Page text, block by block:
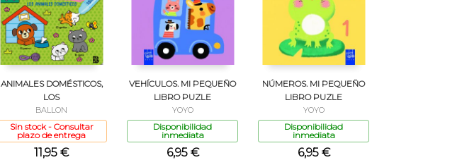
ANIMALES DOMÉSTICOS,
LOS
BALLON
Sin stock - Consultar
plazo de entrega
11,95 €
VEHÍCULOS. MI PEQUEÑO
LIBRO PUZLE
YOYO
Disponibilidad
inmediata
6,95 €
NÚMEROS. MI PEQUEÑO
LIBRO PUZLE
YOYO
Disponibilidad
inmediata
6,95 €